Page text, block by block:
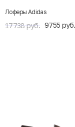
Лоферы Adidas
17738 руб. 9755 руб.